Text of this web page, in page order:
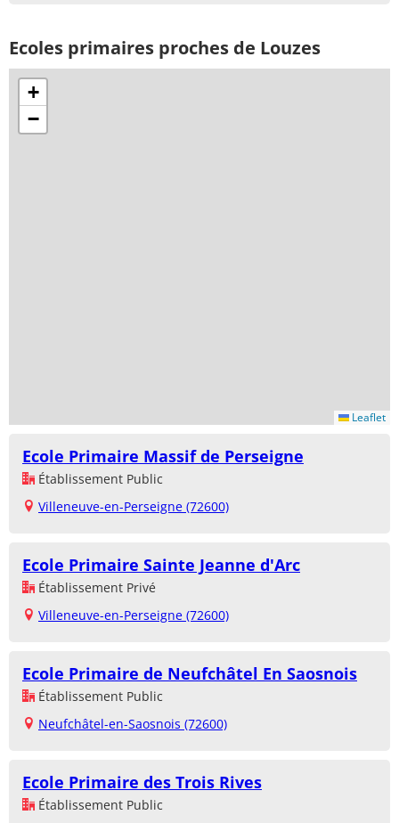
Ecoles primaires proches de Louzes
+
−
Leaflet
Ecole Primaire Massif de Perseigne
Établissement Public
Villeneuve-en-Perseigne (72600)
Ecole Primaire Sainte Jeanne d'Arc
Établissement Privé
Villeneuve-en-Perseigne (72600)
Ecole Primaire de Neufchâtel En Saosnois
Établissement Public
Neufchâtel-en-Saosnois (72600)
Ecole Primaire des Trois Rives
Établissement Public